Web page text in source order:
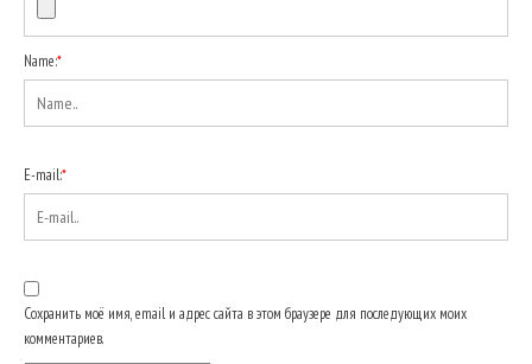
Name:*
E-mail:*
Сохранить моё имя, email и адрес сайта в этом браузере для последующих моих
комментариев.